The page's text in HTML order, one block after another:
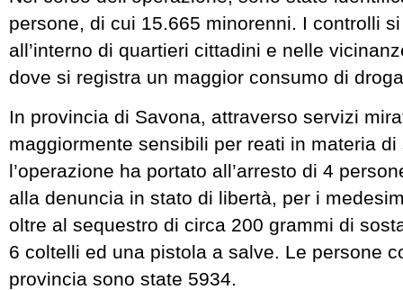
persone, di cui 15.665 minorenni. I controlli
all’interno di quartieri cittadini e nelle
dove si registra un maggior consumo di
In provincia di Savona, attraverso servizi
maggiormente sensibili per reati in materia
l’operazione ha portato all’arresto di 4
alla denuncia in stato di libertà, per i
oltre al sequestro di circa 200 grammi di
6 coltelli ed una pistola a salve. Le persone
provincia sono state 5934.